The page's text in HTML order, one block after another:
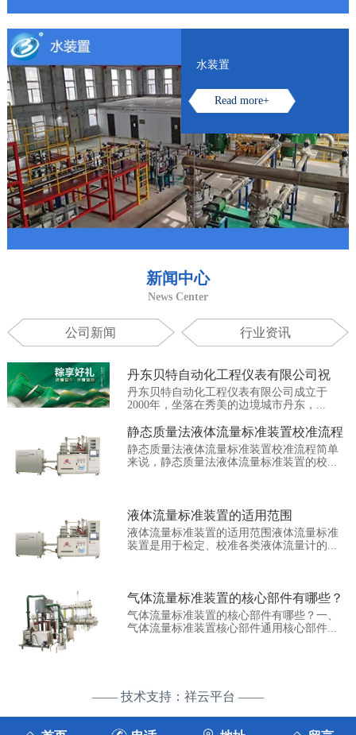
水装置
Read more+
新闻中心
News Center
公司新闻 行业资讯
丹东贝特自动化工程仪表有限公司祝
大...
丹东贝特自动化工程仪表有限公司成立于
2000年，坐落在秀美的边境城市丹东，...
静态质量法液体流量标准装置校准流程
静态质量法液体流量标准装置校准流程简单
来说，静态质量法液体流量标准装置的校...
液体流量标准装置的适用范围
液体流量标准装置的适用范围液体流量标准
装置是用于检定、校准各类液体流量计的...
气体流量标准装置的核心部件有哪些？
气体流量标准装置的核心部件有哪些？一、
气体流量标准装置核心部件通用核心部件...
—— 技术支持：祥云平台 ——